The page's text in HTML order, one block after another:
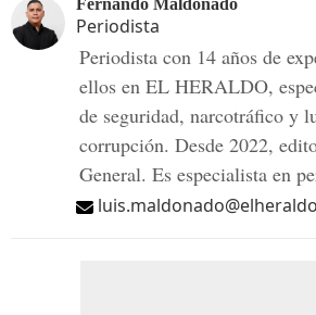
Fernando Maldonado
Periodista
Periodista con 14 años de
ellos en EL HERALDO,
de seguridad, narcotráfico y
corrupción. Desde 2022,
General. Es especialista en